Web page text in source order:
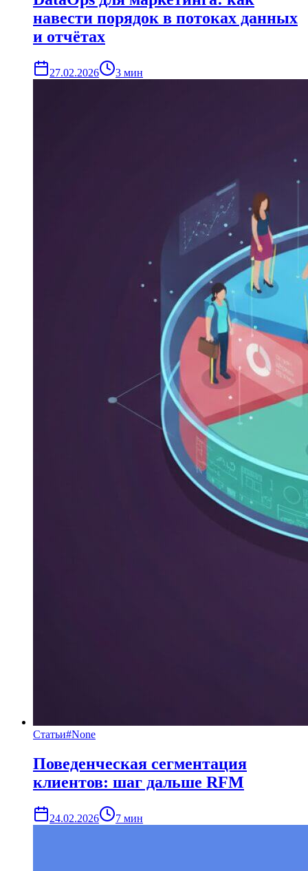
навести порядок в потоках данных
и отчётах
27.02.2026 3 мин
Статьи#None
Поведенческая сегментация
клиентов: шаг дальше RFM
24.02.2026 7 мин